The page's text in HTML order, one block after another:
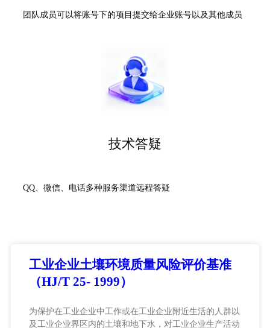
团队成员可以将账号下的项目提交给企业账号以及其他成员
技术答疑
QQ、微信、电话多种服务渠道远程答疑
工业企业土壤环境质量风险评价基准
（HJ/T 25- 1999）
为保护在工业企业中工作或在工业企业附近生活的人群以
及工业企业界区内的土壤和地下水，对工业企业生产活动